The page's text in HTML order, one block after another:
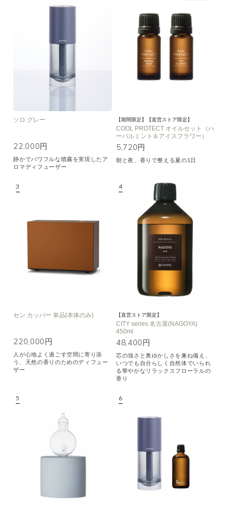
ソロ グレー
22,000円
静かでパワフルな噴霧を実現したア
ロマディフューザー
【期間限定】【直営ストア限定】
COOL PROTECT オイルセット（ハ
ーバルミント＆アイスフラワー）
5,720円
朝と夜、香りで整える夏の1日
セン カッパー 単品(本体のみ)
220,000円
人が心地よく過ごす空間に寄り添
う、天然の香りのためのディフュー
ザー
【直営ストア限定】
CITY series 名古屋(NAGOYA)
450ml
48,400円
芯の強さと奥ゆかしさを兼ね備え、
いつでも自分らしく自然体でいられ
る華やかなリラックスフローラルの
香り